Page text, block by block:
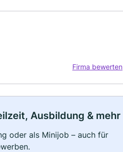
Firma bewerten
Ausbildung & mehr
oder als Minijob – auch für